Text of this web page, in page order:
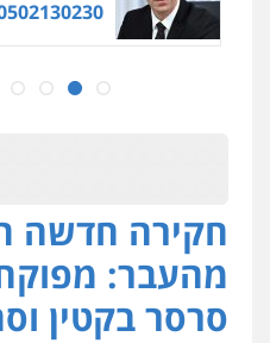
עו"ד
עו"ד יאיר בן
פלילי תעבורה
0505719060
חקירה חדשה
מהעבר:
סרסר בקטין